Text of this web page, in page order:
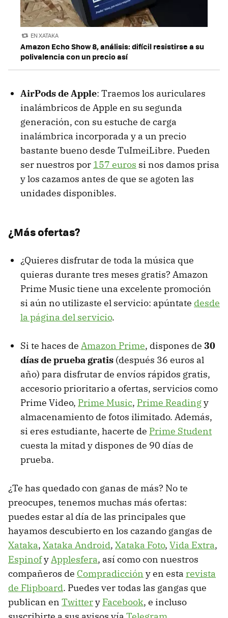
EN XATAKA
Amazon Echo Show 8, análisis: difícil resistirse a su
polivalencia con un precio así
AirPods de Apple: Traemos los auriculares
inalámbricos de Apple en su segunda
generación, con su estuche de carga
inalámbrica incorporada y a un precio
bastante bueno desde TuImeiLibre. Pueden
ser nuestros por 157 euros si nos damos prisa
y los cazamos antes de que se agoten las
unidades disponibles.
¿Más ofertas?
¿Quieres disfrutar de toda la música que
quieras durante tres meses gratis? Amazon
Prime Music tiene una excelente promoción
si aún no utilizaste el servicio: apúntate desde
la página del servicio.
Si te haces de Amazon Prime, dispones de 30
días de prueba gratis (después 36 euros al
año) para disfrutar de envíos rápidos gratis,
accesorio prioritario a ofertas, servicios como
Prime Video, Prime Music, Prime Readingy
almacenamiento de fotos ilimitado. Además,
si eres estudiante, hacerte de Prime Student
cuesta la mitad y dispones de 90 días de
prueba.
¿Te has quedado con ganas de más? No te
preocupes, tenemos muchas más ofertas:
puedes estar al día de las principales que
hayamos descubierto en los cazando gangas de
Xataka, Xataka Android, Xataka Foto, Vida Extra,
EspinofyApplesfera, así como con nuestros
compañeros de Compradicción y en esta revista
de Flipboard. Puedes ver todas las gangas que
publican en Twittery Facebook, e incluso